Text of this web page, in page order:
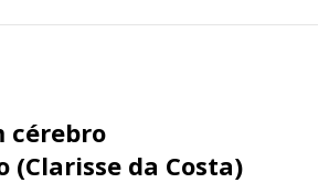
cérebro
(Clarisse da Costa)